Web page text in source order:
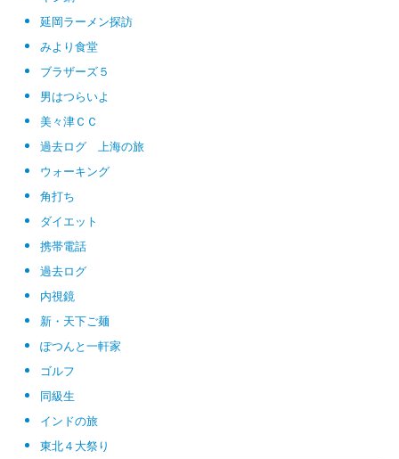
延岡ラーメン探訪
みより食堂
ブラザーズ５
男はつらいよ
美々津ＣＣ
過去ログ 上海の旅
ウォーキング
角打ち
ダイエット
携帯電話
過去ログ
内視鏡
新・天下ご麺
ぽつんと一軒家
ゴルフ
同級生
インドの旅
東北４大祭り